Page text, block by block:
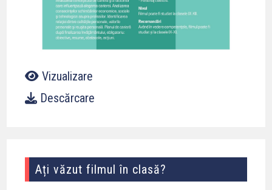
Vizualizare
Descărcare
Ați văzut filmul în clasă?